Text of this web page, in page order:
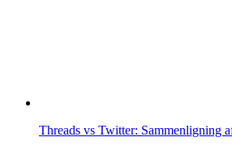
Threads vs Twitter: Sammenligning